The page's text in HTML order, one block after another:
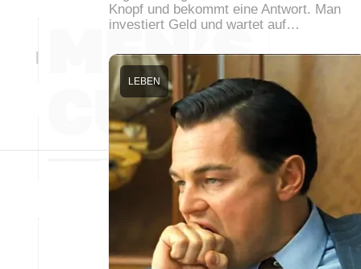
Knopf und bekommt eine Antwort. Man
investiert Geld und wartet auf…
LEBEN